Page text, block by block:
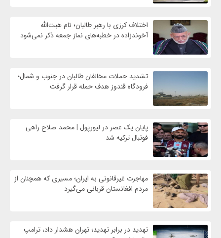
اختلاف کرزی با رهبر طالبان؛ نام هبت‌الله
آخوندزاده در خطبه‌های نماز جمعه ذکر نمی‌شود
تشدید حملات مخالفان طالبان در جنوب و شمال؛
فرودگاه قندوز هدف حمله قرار گرفت
پایان یک عصر در لیورپول | محمد صلاح راهی
فوتبال ترکیه شد
مهاجرت غیرقانونی به ایران؛ مسیری که همچنان از
مردم افغانستان قربانی می‌گیرد
تهدید در برابر تهدید؛ تهران هشدار داد، ترامپ